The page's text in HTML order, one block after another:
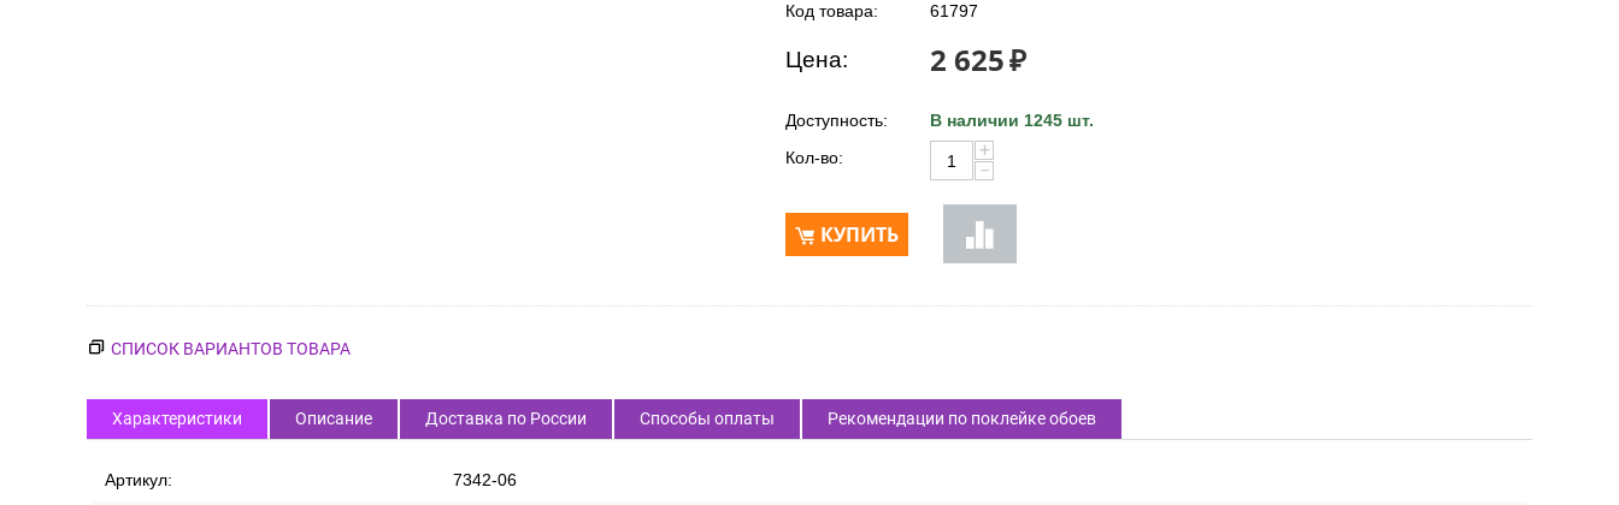
Код товара: 61797
Цена: 2 625₽
Доступность:
В наличии 1245 шт.
Кол-во:
+
−
КУПИТЬ
СПИСОК ВАРИАНТОВ ТОВАРА
Характеристики Описание Доставка по России Способы оплаты Рекомендации по поклейке обоев
Артикул: 7342-06